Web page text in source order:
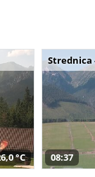
°C
Strednica
08:37